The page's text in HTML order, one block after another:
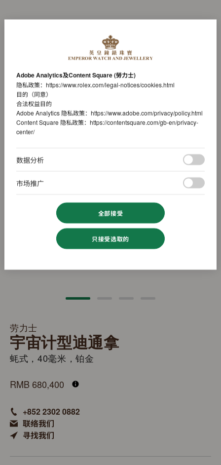
劳力士
宇宙计型迪通拿
蚝式，40毫米，铂金
RMB 680,400
+852 2302 0882
联络我们
寻找我们
Adobe Analytics及Content Square (勞力士)
隐私政策： https://www.rolex.com/legal-notices/cookies.html
目的（同意）
合法权益目的
Adobe Analytics 隐私政策： https://www.adobe.com/privacy/policy.html
Content Square 隐私政策： https://contentsquare.com/gb-en/privacy-
center/
数据分析
市场推广
全部接受
只接受选取的